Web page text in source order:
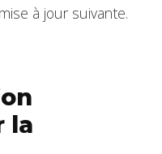
à jour suivante.
la